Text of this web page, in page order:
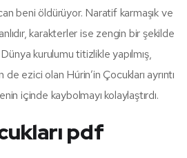
beni öldürüyor. Naratif karmaşık ve
karakterler ise zengin bir şekilde
kurulumu titizlikle yapılmış,
ezici olan Húrin’in Çocukları ayrıntı
içinde kaybolmayı kolaylaştırdı.
pdf